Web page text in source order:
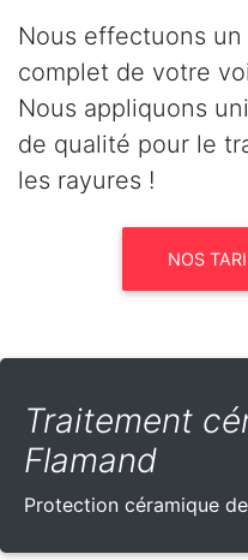
Nous effectuons
complet de votre
Nous appliquons
de qualité pour le
les rayures !
NOS
Traitement
Flamand
Protection céramique